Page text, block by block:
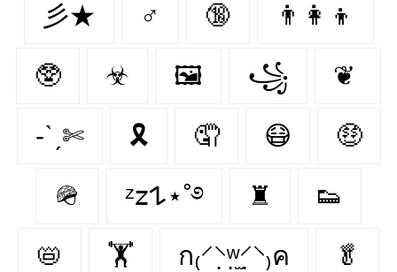
彡★ ♂ 🔞 👨‍👩‍👦
🥸 ☣ 🖼️ ꧁ ❦
-ˋˏ✄ 🎗 🤦‍ 😷 🤑
🪖 ᶻ𝗓𐰁⋆˚࿔ ♜ 👟
📛 🏋️‍ ก₍⸍⸌̣ʷ̣̫⸍̣⸌₎ค 🥬